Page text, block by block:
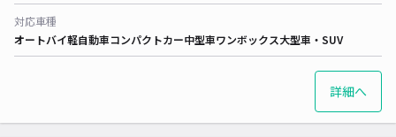
対応車種
オートバイ軽自動車コンパクトカー中型車ワンボックス大型車・SUV
詳細へ